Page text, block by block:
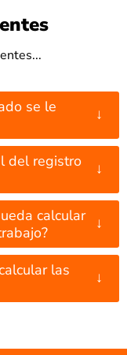
se le
↓
del registro
↓
calcular
↓
las
↓